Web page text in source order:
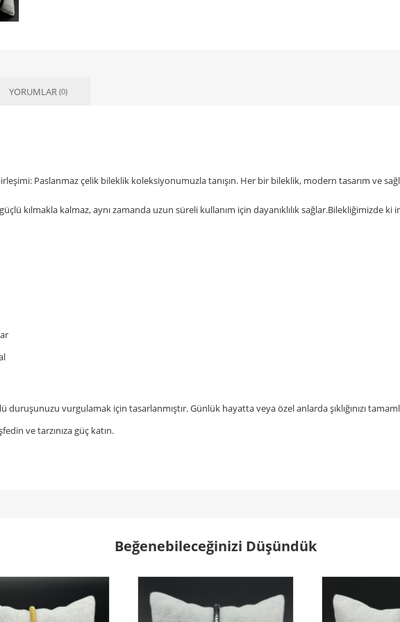
YORUMLAR (0)
Paslanmaz çelik bileklik koleksiyonumuzla tanışın. Her bir bileklik, modern tasarım ve
kılmakla kalmaz, aynı zamanda uzun süreli kullanım için dayanıklılık sağlar.Bilekliğimizde ki
duruşunuzu vurgulamak için tasarlanmıştır. Günlük hayatta veya özel anlarda şıklığınızı
ve tarzınıza güç katın.
Beğenebileceğinizi Düşündük